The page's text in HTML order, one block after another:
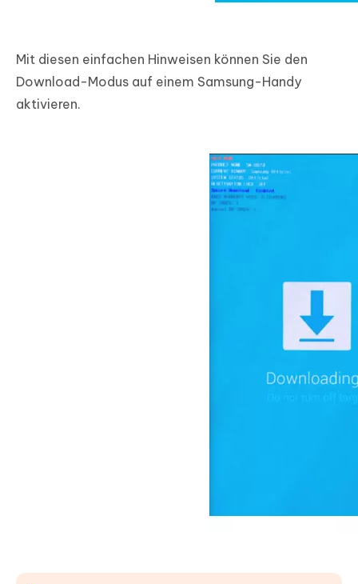
Mit diesen einfachen Hinweisen können Sie den
Download-Modus auf einem Samsung-Handy
aktivieren.